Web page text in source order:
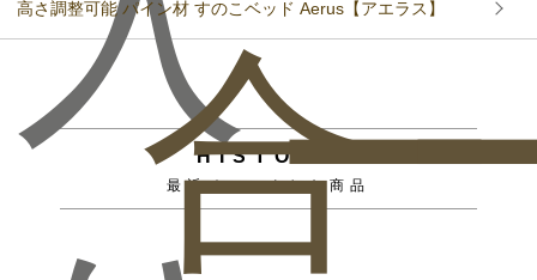
合ー
高さ調整可能 パイン材 すのこベッド Aerus【アエラス】
HISTORY
最近チェックした商品